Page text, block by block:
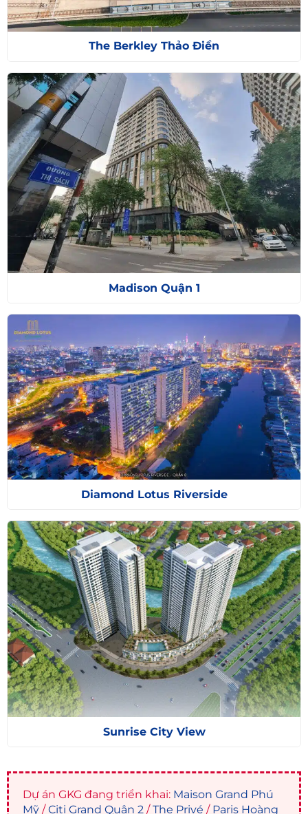
The Berkley Thảo Điền
Madison Quận 1
Diamond Lotus Riverside
Sunrise City View
Dự án GKG đang triển khai: Maison Grand Phú
Mỹ /Citi Grand Quận 2 /The Privé / Paris Hoàng